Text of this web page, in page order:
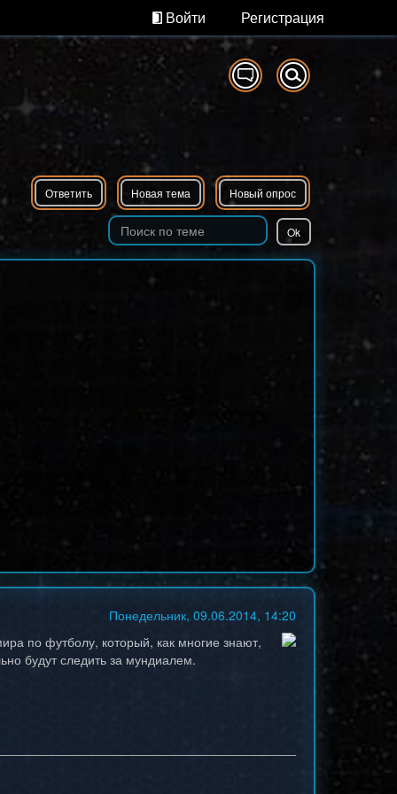
Войти Регистрация
Ответить Новая тема Новый опрос
Понедельник, 09.06.2014, 14:20
по футболу, который, как многие знают,
будут следить за мундиалем.